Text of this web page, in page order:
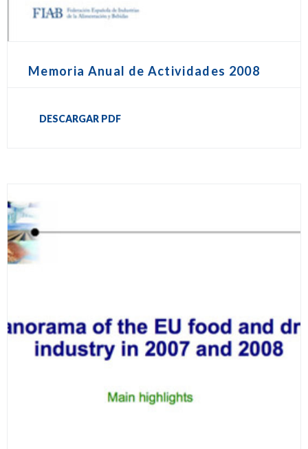
Memoria Anual de Actividades 2008
DESCARGAR PDF